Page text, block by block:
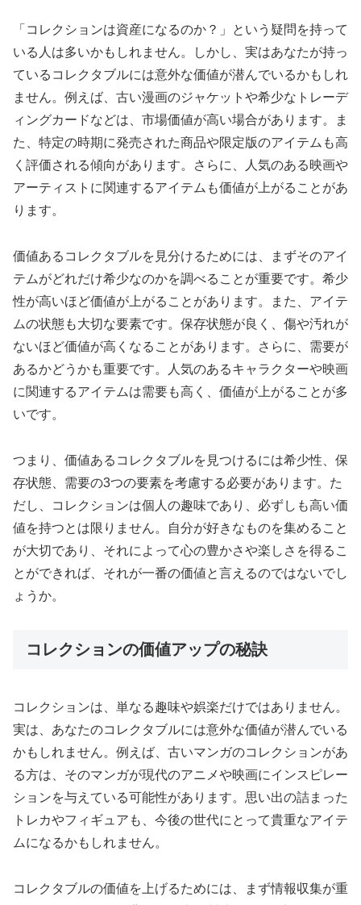
「コレクションは資産になるのか？」という疑問を持って
いる人は多いかもしれません。しかし、実はあなたが持っ
ているコレクタブルには意外な価値が潜んでいるかもしれ
ません。例えば、古い漫画のジャケットや希少なトレーデ
ィングカードなどは、市場価値が高い場合があります。ま
た、特定の時期に発売された商品や限定版のアイテムも高
く評価される傾向があります。さらに、人気のある映画や
アーティストに関連するアイテムも価値が上がることがあ
ります。
価値あるコレクタブルを見分けるためには、まずそのアイ
テムがどれだけ希少なのかを調べることが重要です。希少
性が高いほど価値が上がることがあります。また、アイテ
ムの状態も大切な要素です。保存状態が良く、傷や汚れが
ないほど価値が高くなることがあります。さらに、需要が
あるかどうかも重要です。人気のあるキャラクターや映画
に関連するアイテムは需要も高く、価値が上がることが多
いです。
つまり、価値あるコレクタブルを見つけるには希少性、保
存状態、需要の3つの要素を考慮する必要があります。た
だし、コレクションは個人の趣味であり、必ずしも高い価
値を持つとは限りません。自分が好きなものを集めること
が大切であり、それによって心の豊かさや楽しさを得るこ
とができれば、それが一番の価値と言えるのではないでし
ょうか。
コレクションの価値アップの秘訣
コレクションは、単なる趣味や娯楽だけではありません。
実は、あなたのコレクタブルには意外な価値が潜んでいる
かもしれません。例えば、古いマンガのコレクションがあ
る方は、そのマンガが現代のアニメや映画にインスピレー
ションを与えている可能性があります。思い出の詰まった
トレカやフィギュアも、今後の世代にとって貴重なアイテ
ムになるかもしれません。
コレクタブルの価値を上げるためには、まず情報収集が重